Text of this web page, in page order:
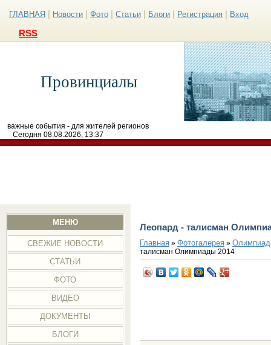
ГЛАВНАЯ Новости Фото Статьи Блоги Регистрация Вход
RSS
Провинциалы
важные события - для жителей регионов
Сегодня 08.08.2026, 13:37
МЕНЮ
СВЕЖИЕ НОВОСТИ
СТАТЬИ
ФОТО
ВИДЕО
ДОКУМЕНТЫ
БЛОГИ
Леопард - талисман
Главная» Фотогалерея»
талисман Олимпиады 2014